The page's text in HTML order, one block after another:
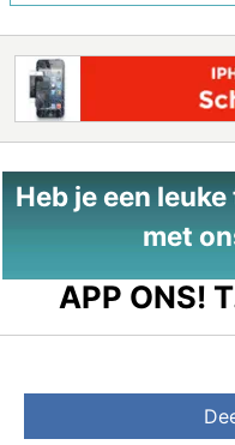
Heb je een
met
APP ONS!